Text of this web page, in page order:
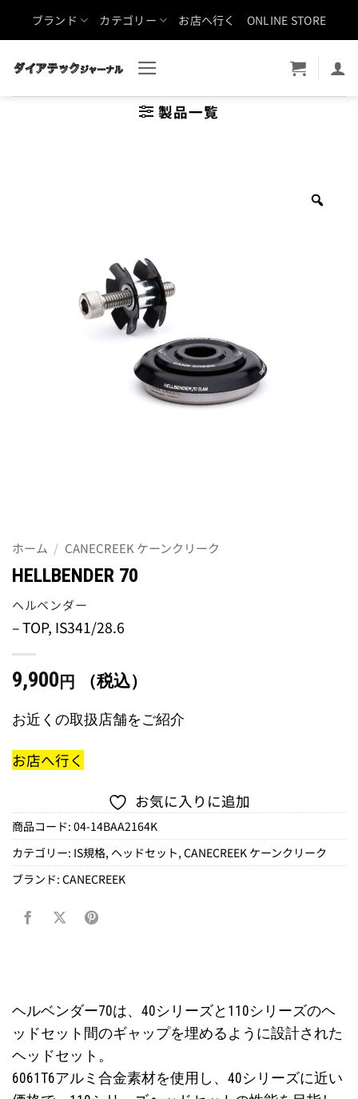
ブランド カテゴリー お店へ行く ONLINE STORE
製品一覧
ホーム / CANECREEK ケーンクリーク
HELLBENDER 70
ヘルベンダー
– TOP, IS341/28.6
9,900 円 （税込）
お近くの取扱店舗をご紹介
お店へ行く
お気に入りに追加
商品コード: 04-14BAA2164K
カテゴリー: IS規格, ヘッドセット, CANECREEK ケーンクリーク
ブランド: CANECREEK
ヘルベンダー70は、40シリーズと110シリーズのヘ
ッドセット間のギャップを埋めるように設計された
ヘッドセット。
6061T6アルミ合金素材を使用し、40シリーズに近い